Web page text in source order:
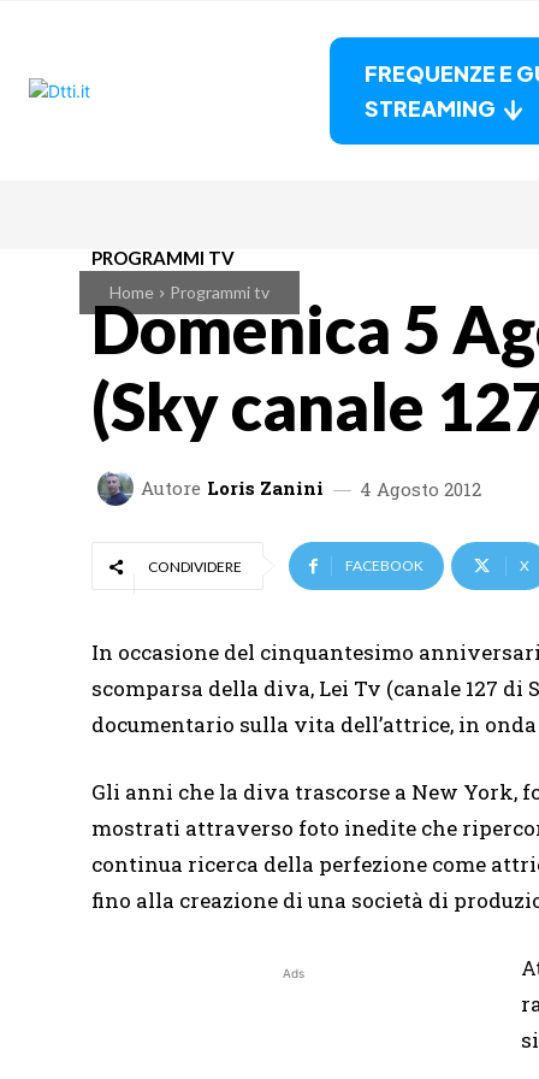
FREQUENZE E
STREAMING
Home Programmi tv
PROGRAMMI TV
Domenica 5
(Sky canale
Autore Loris Zanini 4 Agosto 2012
CONDIVIDERE FACEBOOK X
In occasione del cinquantesimo
scomparsa della diva, Lei Tv (canale 127
documentario sulla vita dell’attrice, in onda
Gli anni che la diva trascorse a New York,
mostrati attraverso foto inedite che
continua ricerca della perfezione come
fino alla creazione di una società di
Ads